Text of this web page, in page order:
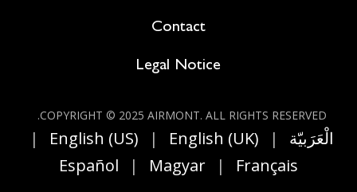
Contact
Legal Notice
COPYRIGHT © 2025 AIRMONT. ALL RIGHT​S RESERVED.
الْعَرَبيّة |
English (UK)
|
English (US)
|
Français
|
Magyar
|
Español